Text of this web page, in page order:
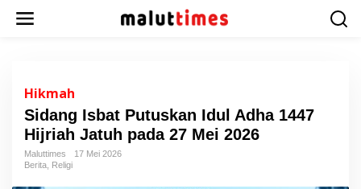
Hikmah
Sidang Isbat Putuskan Idul Adha 1447
Hijriah Jatuh pada 27 Mei 2026
Maluttimes
17 Mei 2026
Berita Religi